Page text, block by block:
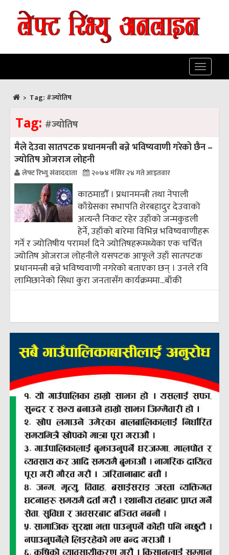
Toggle
> Tag: #ज्योतिष
Tag: #ज्योतिष
मैले देउवा सातपटक प्रधानमन्त्री बन्ने भविष्यवाणी गरेको छैन –
ज्योतिष ओजराज लोहनी
लेफ्ट रिभ्यु संवाददाता २०७४ मंसिर २४ गते आइतवार
काठमाडौँ । प्रधानमन्त्री तथा नेपाली
काँग्रेसका सभापति शेरबहादुर देउवाको
अत्यन्तै निकट रहेर उहाँको जन्मकुडली
हेर्ने, उहाँको बारेमा विभिन्न भविष्यवाणीहरू
गर्ने र ज्योतिषीय परामर्श दिने ज्योतिषहरूमध्येका एक चर्चित
ज्योतिष ओजराज लोहनीले यसपटक आफूले उहाँ सातपटक
प्रधानमन्त्री बन्ने भविष्यवाणी नगरेको बताएका छन् । उनले रवि
लामिछानेको सिधा कुरा जनतासँग कार्यक्रममा...बाँकी